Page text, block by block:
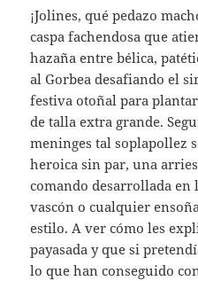
¡Jolines, qué pedazo
caspa fachendosa que
hazaña entre bélica,
al Gorbea desafiando el
festiva otoñal para
de talla extra grande.
meninges tal soplapollez
heroica sin par, una
comando desarrollada
vascón o cualquier
estilo. A ver cómo les
payasada y que si
lo que han conseguido